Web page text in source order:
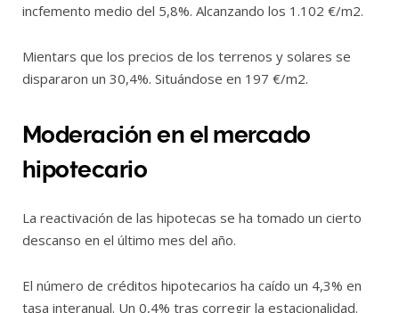
incfemento medio del 5,8%. Alcanzando los 1.102 €/m2.
Mientars que los precios de los terrenos y solares se
dispararon un 30,4%. Situándose en 197 €/m2.
Moderación en el mercado
hipotecario
La reactivación de las hipotecas se ha tomado un cierto
descanso en el último mes del año.
El número de créditos hipotecarios ha caído un 4,3% en
tasa interanual. Un 0,4% tras corregir la estacionalidad.